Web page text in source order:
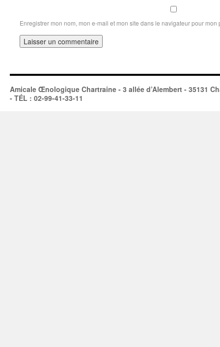
Enregistrer mon nom, mon e-mail et mon site dans le navigateur pour
Amicale Œnologique Chartraine - 3 allée d’Alembert - 35131
- TÉL : 02-99-41-33-11